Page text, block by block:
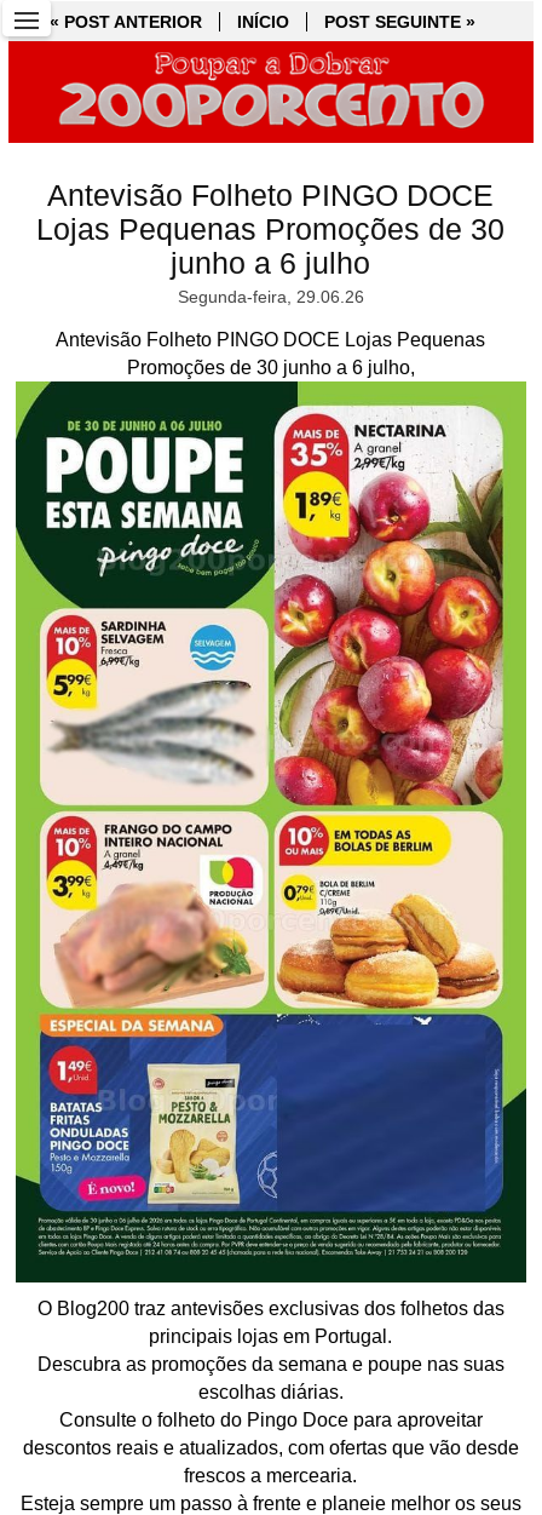
« POST ANTERIOR INÍCIO POST SEGUINTE »
Antevisão Folheto PINGO DOCE
Lojas Pequenas Promoções de 30
junho a 6 julho
Segunda-feira, 29.06.26
Antevisão Folheto PINGO DOCE Lojas Pequenas
Promoções de 30 junho a 6 julho,
O Blog200 traz antevisões exclusivas dos folhetos das
principais lojas em Portugal.
Descubra as promoções da semana e poupe nas suas
escolhas diárias.
Consulte o folheto do Pingo Doce para aproveitar
descontos reais e atualizados, com ofertas que vão desde
frescos a mercearia.
Esteja sempre um passo à frente e planeie melhor os seus
« POST ANTERIOR INÍCIO POST SEGUINTE »